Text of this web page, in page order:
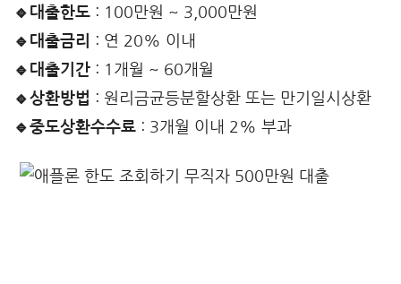
🔹대출한도 : 100만원 ~ 3,000만원
🔹대출금리
: 연 20% 이내
🔹대출기간 : 1개월 ~ 60개월
🔹상환방법 : 원리금균등분할상환 또는 만기일시상환
🔹중도상환수수료 : 3개월 이내 2% 부과